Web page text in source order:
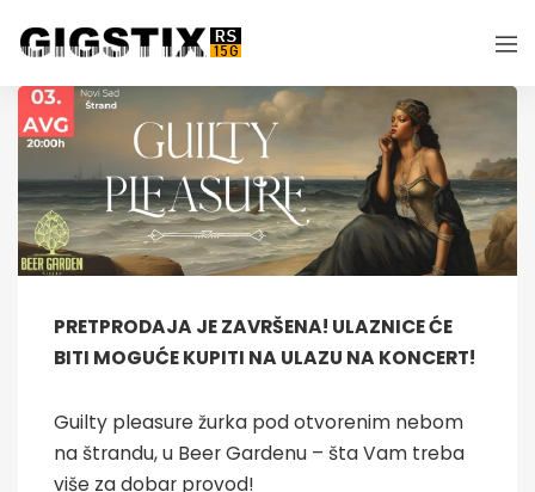
PRETPRODAJA JE ZAVRŠENA! ULAZNICE ĆE
BITI MOGUĆE KUPITI NA ULAZU NA KONCERT!
Guilty pleasure žurka pod otvorenim nebom
na štrandu, u Beer Gardenu – šta Vam treba
više za dobar provod!